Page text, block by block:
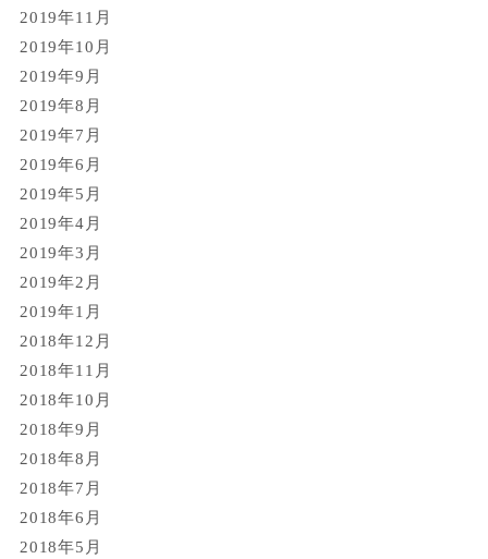
2019年11月
2019年10月
2019年9月
2019年8月
2019年7月
2019年6月
2019年5月
2019年4月
2019年3月
2019年2月
2019年1月
2018年12月
2018年11月
2018年10月
2018年9月
2018年8月
2018年7月
2018年6月
2018年5月